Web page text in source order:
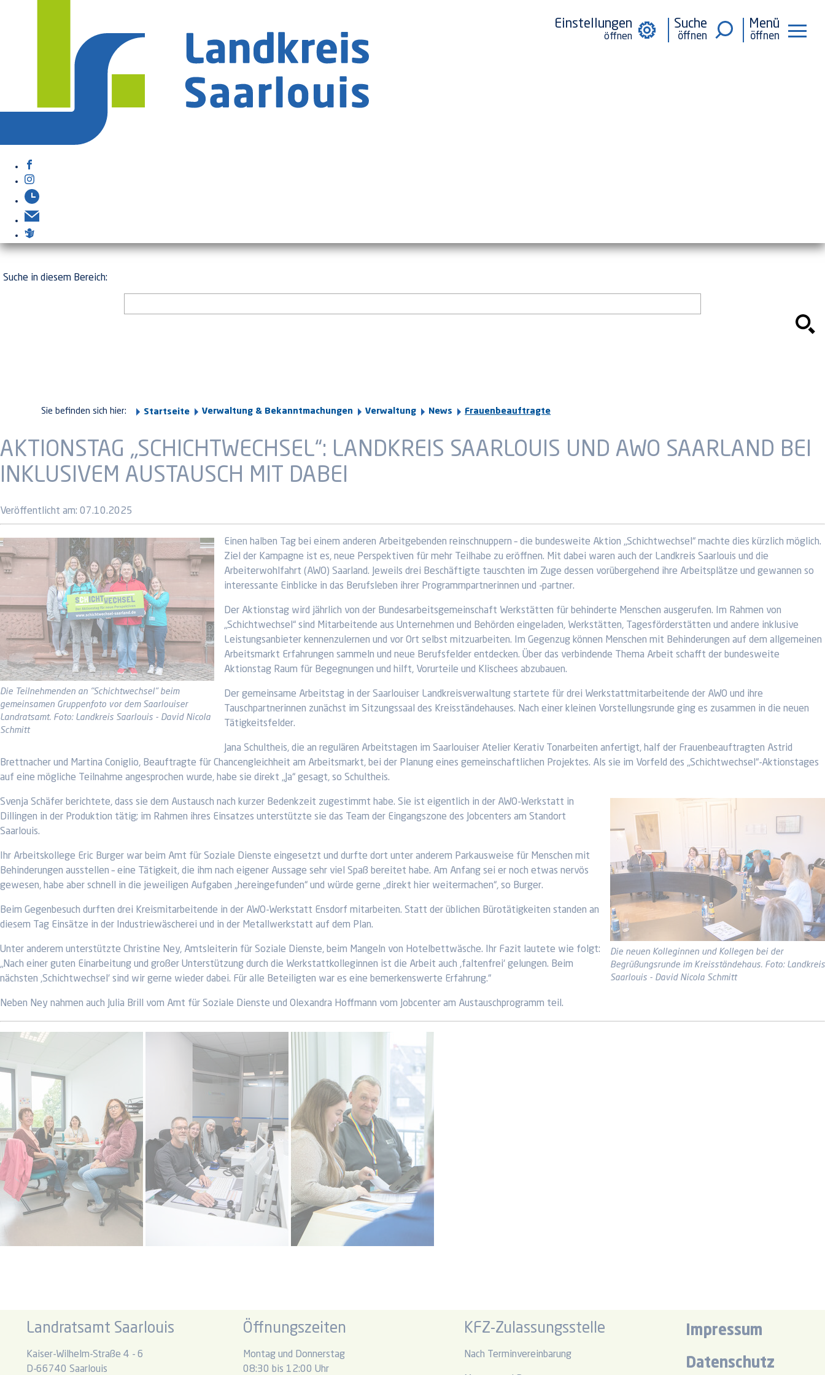
Einstellungen Suche Menü
Suche in diesem Bereich:
Sie befinden sich hier: Startseite Verwaltung & Bekanntmachungen Verwaltung News Frauenbeauftragte
AKTIONSTAG „SCHICHTWECHSEL“: LANDKREIS SAARLOUIS UND AWO SAARLAND BEI
INKLUSIVEM AUSTAUSCH MIT DABEI
Veröffentlicht am: 07.10.2025
Die Teilnehmenden an "Schichtwechsel" beim
gemeinsamen Gruppenfoto vor dem Saarlouiser
Landratsamt. Foto: Landkreis Saarlouis - David Nicola
Schmitt
Einen halben Tag bei einem anderen Arbeitgebenden reinschnuppern – die bundesweite Aktion „Schichtwechsel“ machte dies kürzlich möglich.
Ziel der Kampagne ist es, neue Perspektiven für mehr Teilhabe zu eröffnen. Mit dabei waren auch der Landkreis Saarlouis und die
Arbeiterwohlfahrt (AWO) Saarland. Jeweils drei Beschäftigte tauschten im Zuge dessen vorübergehend ihre Arbeitsplätze und gewannen so
interessante Einblicke in das Berufsleben ihrer Programmpartnerinnen und -partner.
Der Aktionstag wird jährlich von der Bundesarbeitsgemeinschaft Werkstätten für behinderte Menschen ausgerufen. Im Rahmen von
„Schichtwechsel“ sind Mitarbeitende aus Unternehmen und Behörden eingeladen, Werkstätten, Tagesförderstätten und andere inklusive
Leistungsanbieter kennenzulernen und vor Ort selbst mitzuarbeiten. Im Gegenzug können Menschen mit Behinderungen auf dem allgemeinen
Arbeitsmarkt Erfahrungen sammeln und neue Berufsfelder entdecken. Über das verbindende Thema Arbeit schafft der bundesweite
Aktionstag Raum für Begegnungen und hilft, Vorurteile und Klischees abzubauen.
Der gemeinsame Arbeitstag in der Saarlouiser Landkreisverwaltung startete für drei Werkstattmitarbeitende der AWO und ihre
Tauschpartnerinnen zunächst im Sitzungssaal des Kreisständehauses. Nach einer kleinen Vorstellungsrunde ging es zusammen in die neuen
Tätigkeitsfelder.
Jana Schultheis, die an regulären Arbeitstagen im Saarlouiser Atelier Kerativ Tonarbeiten anfertigt, half der Frauenbeauftragten Astrid
Brettnacher und Martina Coniglio, Beauftragte für Chancengleichheit am Arbeitsmarkt, bei der Planung eines gemeinschaftlichen Projektes. Als sie im Vorfeld des „Schichtwechsel“-Aktionstages
auf eine mögliche Teilnahme angesprochen wurde, habe sie direkt „Ja“ gesagt, so Schultheis.
Die neuen Kolleginnen und Kollegen bei der
Begrüßungsrunde im Kreisständehaus. Foto: Landkreis
Saarlouis - David Nicola Schmitt
Svenja Schäfer berichtete, dass sie dem Austausch nach kurzer Bedenkzeit zugestimmt habe. Sie ist eigentlich in der AWO-Werkstatt in
Dillingen in der Produktion tätig; im Rahmen ihres Einsatzes unterstützte sie das Team der Eingangszone des Jobcenters am Standort
Saarlouis.
Ihr Arbeitskollege Eric Burger war beim Amt für Soziale Dienste eingesetzt und durfte dort unter anderem Parkausweise für Menschen mit
Behinderungen ausstellen – eine Tätigkeit, die ihm nach eigener Aussage sehr viel Spaß bereitet habe. Am Anfang sei er noch etwas nervös
gewesen, habe aber schnell in die jeweiligen Aufgaben „hereingefunden“ und würde gerne „direkt hier weitermachen“, so Burger.
Beim Gegenbesuch durften drei Kreismitarbeitende in der AWO-Werkstatt Ensdorf mitarbeiten. Statt der üblichen Bürotätigkeiten standen an
diesem Tag Einsätze in der Industriewäscherei und in der Metallwerkstatt auf dem Plan.
Unter anderem unterstützte Christine Ney, Amtsleiterin für Soziale Dienste, beim Mangeln von Hotelbettwäsche. Ihr Fazit lautete wie folgt:
„Nach einer guten Einarbeitung und großer Unterstützung durch die Werkstattkolleginnen ist die Arbeit auch ,faltenfrei‘ gelungen. Beim
nächsten ,Schichtwechsel‘ sind wir gerne wieder dabei. Für alle Beteiligten war es eine bemerkenswerte Erfahrung.“
Neben Ney nahmen auch Julia Brill vom Amt für Soziale Dienste und Olexandra Hoffmann vom Jobcenter am Austauschprogramm teil.
Landratsamt Saarlouis
Kaiser-Wilhelm-Straße 4 - 6
D-66740 Saarlouis
Öffnungszeiten
Montag und Donnerstag
08:30 bis 12:00 Uhr
KFZ-Zulassungsstelle
Nach Terminvereinbarung
Impressum
Datenschutz